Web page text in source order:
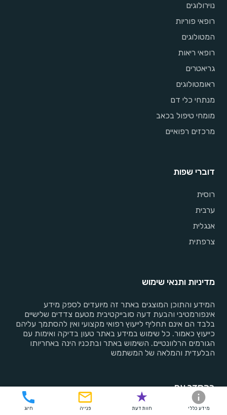
נוירולוגים
רופאי פוריות
המטולוגים
רופאי ריאות
גריאטרים
ראומטולוגים
מנתחי כלי דם
מומחי טיפול בכאב
מרכזים רפואיים
דוברי שפות
רוסית
ערבית
אנגלית
צרפתית
מדיניות ותנאי שימוש
המידע והתוכן המוצגים באתר זה מיועדים לספק מידע
אינפורמטיבי והבעת דעה סובייקטיבית מטעם צדדים שלישיים
בלבד הם אינם תחליף לייעוץ רפואי מקצועי ואין להסתמך עליהם
כייעוץ כאמור. כל שימוש במידע באתר טעון בדיקה ואימות עם
הגורמים הרלוונטיים. השימוש באתר ובתכניו הינה באחריותו
הבלעדית והמלאה של המשתמש
בהסדר עם
הראל
מידע כללי חוות דעת פנייה חיוג